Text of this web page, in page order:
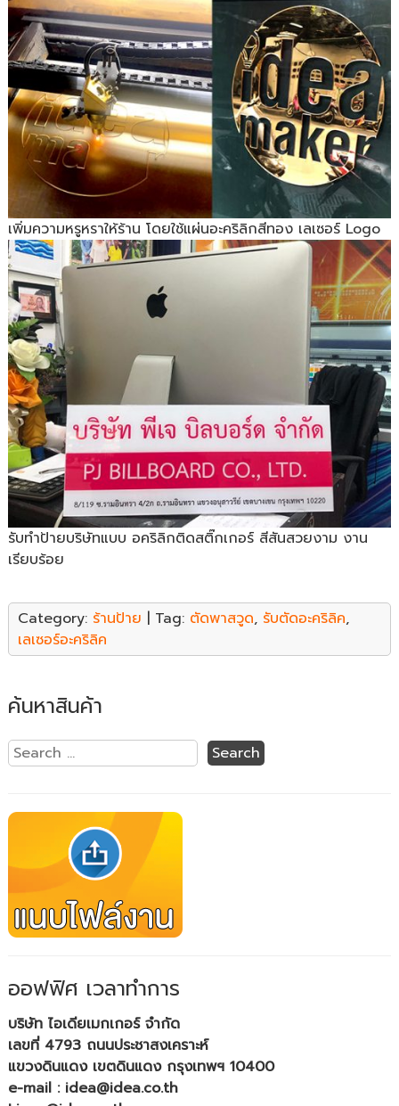
เพิ่มความหรูหราให้ร้าน โดยใช้แผ่นอะคริลิกสีทอง เลเซอร์ Logo
รับทำป้ายบริษัทแบบ อคริลิกติดสติ๊กเกอร์ สีสันสวยงาม งาน
เรียบร้อย
Category: ร้านป้าย | Tag: ตัดพาสวูด, รับตัดอะคริลิค,
เลเซอร์อะคริลิค
ค้นหาสินค้า
ออฟฟิศ เวลาทำการ
บริษัท ไอเดียเมกเกอร์ จำกัด
เลขที่ 4793 ถนนประชาสงเคราะห์
แขวงดินแดง เขตดินแดง กรุงเทพฯ 10400
e-mail : idea@idea.co.th